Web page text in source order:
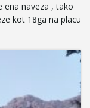
e
ena naveza , tako
kot 18ga na placu